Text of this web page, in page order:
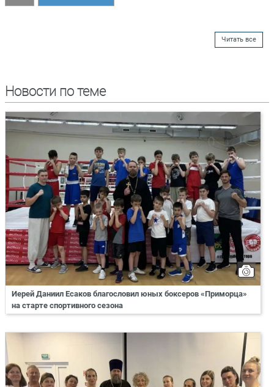
Читать все
Новости по теме
Иерей Даниил Есаков благословил юных боксеров «Приморца»
на старте спортивного сезона